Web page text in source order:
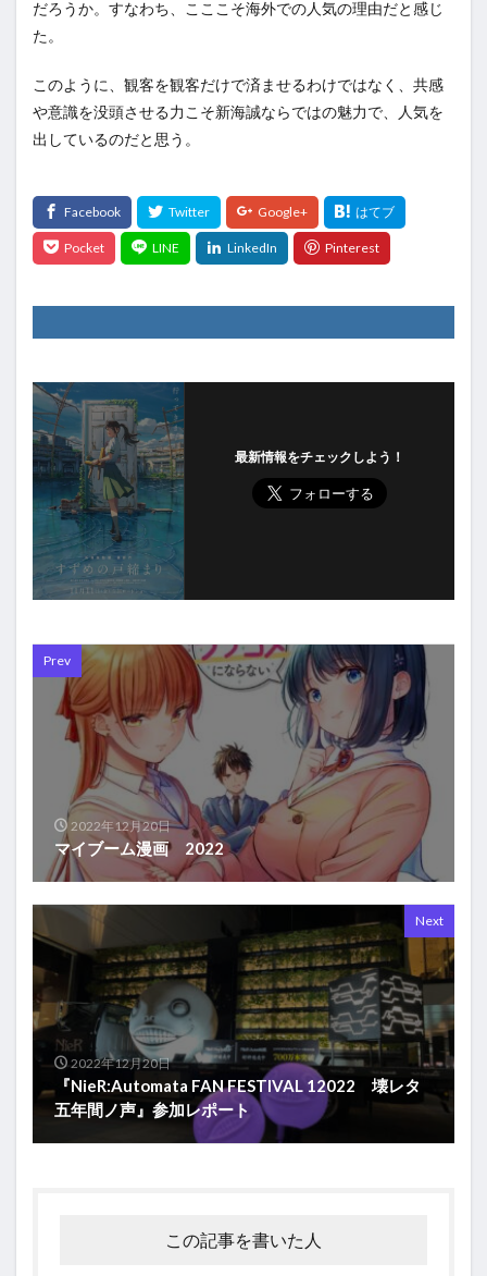
だろうか。すなわち、こここそ海外での人気の理由だと感じ
た。
このように、観客を観客だけで済ませるわけではなく、共感
や意識を没頭させる力こそ新海誠ならではの魅力で、人気を
出しているのだと思う。
最新情報をチェックしよう！
Prev
2022年12月20日
マイブーム漫画 2022
Next
2022年12月20日
『NieR:Automata FAN FESTIVAL 12022 壊レタ
五年間ノ声』参加レポート
この記事を書いた人